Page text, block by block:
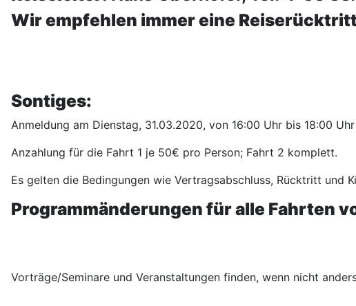
Wir empfehlen immer eine
Sontiges:
Anmeldung am Dienstag, 31.03.2020, von 16:00 Uhr bis 18:00
Anzahlung für die Fahrt 1 je 50€ pro Person; Fahrt 2 komplett.
Es gelten die Bedingungen wie Vertragsabschluss, Rücktritt und
Programmänderungen für alle Fahrten
Vorträge/Seminare und Veranstaltungen finden, wenn nicht